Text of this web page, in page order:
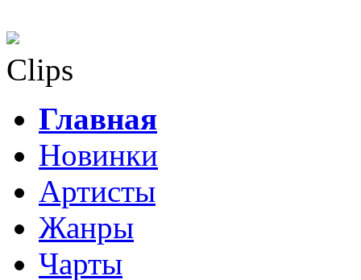
Clips
Главная
Новинки
Артисты
Жанры
Чарты